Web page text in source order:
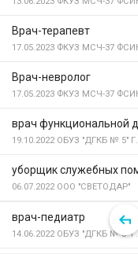
Врач-терапевт
17.05.2023 ФКУЗ МСЧ-37
Врач-невролог
17.05.2023 ФКУЗ МСЧ-37
врач функциональной
19.10.2022ОБУЗ "ДГКБ № 5"
уборщик служебных
06.07.2022ООО "СВЕТОДАР"
врач-педиатр
14.06.2022ОБУЗ "ДГКБ № 5"